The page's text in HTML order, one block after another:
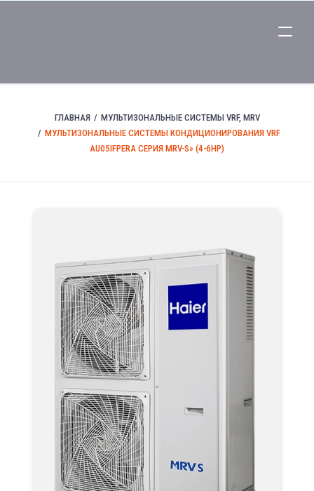
ГЛАВНАЯ
МУЛЬТИЗОНАЛЬНЫЕ СИСТЕМЫ VRF, MRV
МУЛЬТИЗОНАЛЬНЫЕ СИСТЕМЫ КОНДИЦИОНИРОВАНИЯ VRF
AU05IFPERA СЕРИЯ MRV-S» (4-6HP)